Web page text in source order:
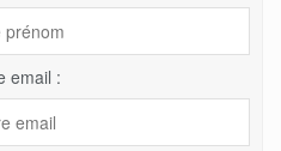
email :